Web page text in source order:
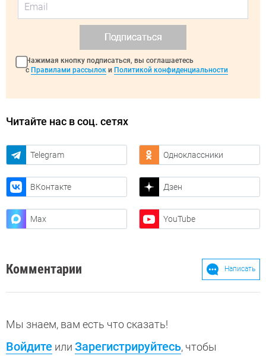
Подписаться
Нажимая кнопку подписаться, вы соглашаетесь
с Правилами рассылок и Политикой конфиденциальности
Читайте нас в соц. сетях
Telegram Одноклассники
ВКонтакте Дзен
Max YouTube
Комментарии Написать
Мы знаем, вам есть что сказать!
Войдите или Зарегистрируйтесь, чтобы